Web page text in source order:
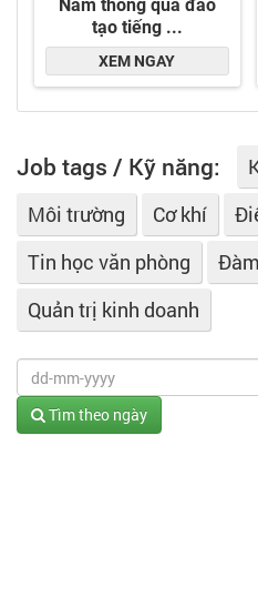
Job tags / Kỹ năng:
Môi trường
Cơ khí
Tin học văn phòng
Quản trị kinh doanh
Tìm theo ngày